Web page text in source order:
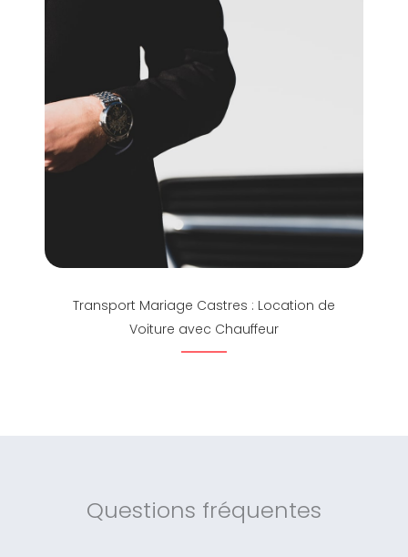
Transport Mariage Castres : Location de
Voiture avec Chauffeur
Questions fréquentes